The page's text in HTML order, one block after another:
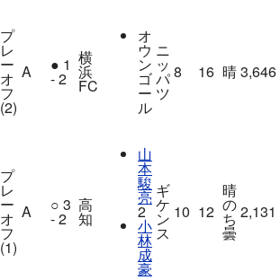
プ
レ
ー
オ
フ
(2)
A ● 1
- 2
横
浜
FC
オ
ウ
ン
ゴ
ー
ル
ニ
ッ
パ
ツ
8 16 晴3,646
プ
レ
ー
オ
フ
(1)
A ○ 3
- 2
高
知
山
本
駿
亮
2
小
林
成
豪
ギ
ケ
ン
ス
10 12
晴
の
ち
曇
2,131